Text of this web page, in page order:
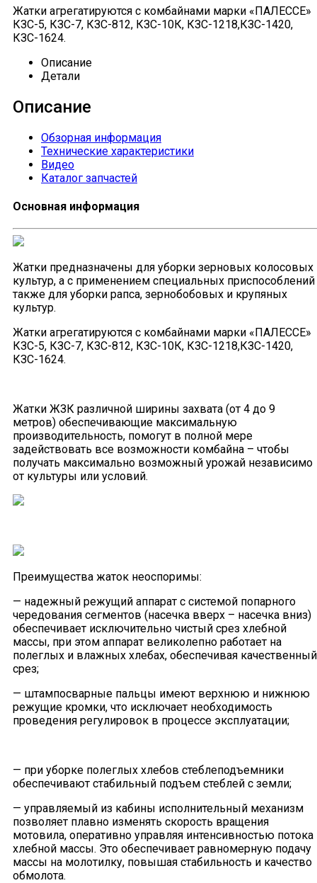
Жатки агрегатируются с комбайнами марки «ПАЛЕССЕ»
КЗС-5, КЗС-7, КЗС-812, КЗС-10К, КЗС-1218,КЗС-1420,
КЗС-1624.
Описание
Детали
Описание
Обзорная информация
Технические характеристики
Видео
Каталог запчастей
Основная информация
Жатки предназначены для уборки зерновых колосовых
культур, а с применением специальных приспособлений
также для уборки рапса, зернобобовых и крупяных
культур.
Жатки агрегатируются с комбайнами марки «ПАЛЕССЕ»
КЗС-5, КЗС-7, КЗС-812, КЗС-10К, КЗС-1218,КЗС-1420,
КЗС-1624.
Жатки ЖЗК различной ширины захвата (от 4 до 9
метров) обеспечивающие максимальную
производительность, помогут в полной мере
задействовать все возможности комбайна – чтобы
получать максимально возможный урожай независимо
от культуры или условий.
Преимущества жаток неоспоримы:
— надежный режущий аппарат с системой попарного
чередования сегментов (насечка вверх – насечка вниз)
обеспечивает исключительно чистый срез хлебной
массы, при этом аппарат великолепно работает на
полеглых и влажных хлебах, обеспечивая качественный
срез;
— штампосварные пальцы имеют верхнюю и нижнюю
режущие кромки, что исключает необходимость
проведения регулировок в процессе эксплуатации;
— при уборке полеглых хлебов стеблеподъемники
обеспечивают стабильный подъем стеблей с земли;
— управляемый из кабины исполнительный механизм
позволяет плавно изменять скорость вращения
мотовила, оперативно управляя интенсивностью потока
хлебной массы. Это обеспечивает равномерную подачу
массы на молотилку, повышая стабильность и качество
обмолота.